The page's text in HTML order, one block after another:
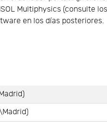
Multiphysics (consulte los
en los días posteriores.